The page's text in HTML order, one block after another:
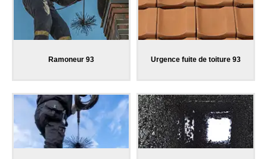
Ramoneur 93 Urgence fuite de toiture 93